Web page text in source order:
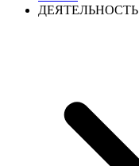
ДЕЯТЕЛЬНОСТЬ